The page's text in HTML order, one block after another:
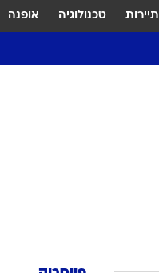
תיירות טכנולוגיה אופנה